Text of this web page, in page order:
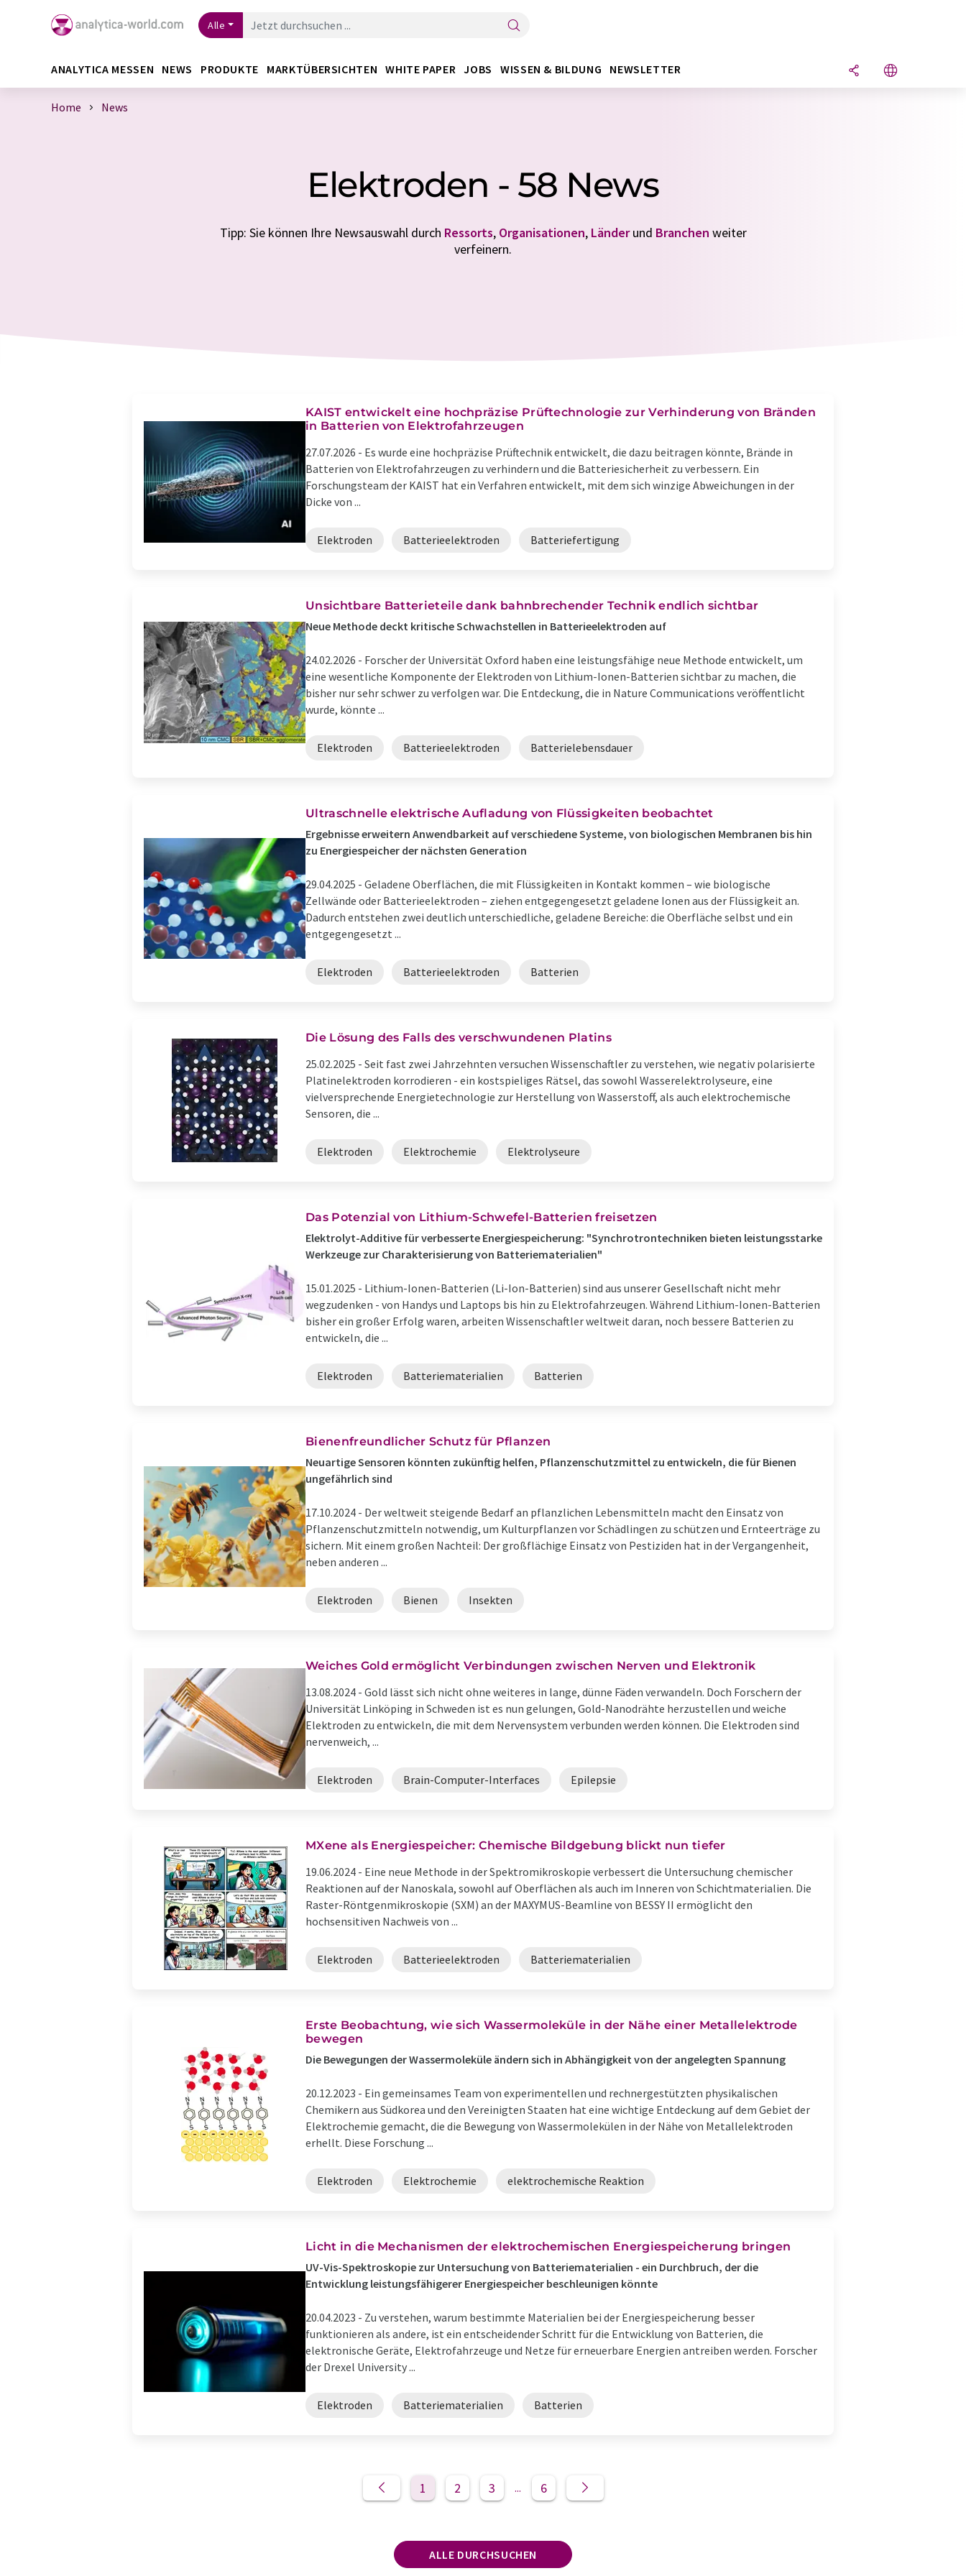
Alle
ANALYTICA MESSEN NEWS PRODUKTE MARKTÜBERSICHTEN WHITE PAPER JOBS WISSEN & BILDUNG NEWSLETTER
Home News
Elektroden - 58 News
Tipp: Sie können Ihre Newsauswahl durch Ressorts, Organisationen, Länderund Branchen weiter
verfeinern.
KAIST entwickelt eine hochpräzise Prüftechnologie zur Verhinderung von Bränden
in Batterien von Elektrofahrzeugen
27.07.2026 - Es wurde eine hochpräzise Prüftechnik entwickelt, die dazu beitragen könnte, Brände in
Batterien von Elektrofahrzeugen zu verhindern und die Batteriesicherheit zu verbessern. Ein
Forschungsteam der KAIST hat ein Verfahren entwickelt, mit dem sich winzige Abweichungen in der
Dicke von ...
Elektroden Batterieelektroden Batteriefertigung
Unsichtbare Batterieteile dank bahnbrechender Technik endlich sichtbar
Neue Methode deckt kritische Schwachstellen in Batterieelektroden auf
24.02.2026 - Forscher der Universität Oxford haben eine leistungsfähige neue Methode entwickelt, um
eine wesentliche Komponente der Elektroden von Lithium-Ionen-Batterien sichtbar zu machen, die
bisher nur sehr schwer zu verfolgen war. Die Entdeckung, die in Nature Communications veröffentlicht
wurde, könnte ...
Elektroden Batterieelektroden Batterielebensdauer
Ultraschnelle elektrische Aufladung von Flüssigkeiten beobachtet
Ergebnisse erweitern Anwendbarkeit auf verschiedene Systeme, von biologischen Membranen bis hin
zu Energiespeicher der nächsten Generation
29.04.2025 - Geladene Oberflächen, die mit Flüssigkeiten in Kontakt kommen – wie biologische
Zellwände oder Batterieelektroden – ziehen entgegengesetzt geladene Ionen aus der Flüssigkeit an.
Dadurch entstehen zwei deutlich unterschiedliche, geladene Bereiche: die Oberfläche selbst und ein
entgegengesetzt ...
Elektroden Batterieelektroden Batterien
Die Lösung des Falls des verschwundenen Platins
25.02.2025 - Seit fast zwei Jahrzehnten versuchen Wissenschaftler zu verstehen, wie negativ polarisierte
Platinelektroden korrodieren - ein kostspieliges Rätsel, das sowohl Wasserelektrolyseure, eine
vielversprechende Energietechnologie zur Herstellung von Wasserstoff, als auch elektrochemische
Sensoren, die ...
Elektroden Elektrochemie Elektrolyseure
Das Potenzial von Lithium-Schwefel-Batterien freisetzen
Elektrolyt-Additive für verbesserte Energiespeicherung: "Synchrotrontechniken bieten leistungsstarke
Werkzeuge zur Charakterisierung von Batteriematerialien"
15.01.2025 - Lithium-Ionen-Batterien (Li-Ion-Batterien) sind aus unserer Gesellschaft nicht mehr
wegzudenken - von Handys und Laptops bis hin zu Elektrofahrzeugen. Während Lithium-Ionen-Batterien
bisher ein großer Erfolg waren, arbeiten Wissenschaftler weltweit daran, noch bessere Batterien zu
entwickeln, die ...
Elektroden Batteriematerialien Batterien
Bienenfreundlicher Schutz für Pflanzen
Neuartige Sensoren könnten zukünftig helfen, Pflanzenschutzmittel zu entwickeln, die für Bienen
ungefährlich sind
17.10.2024 - Der weltweit steigende Bedarf an pflanzlichen Lebensmitteln macht den Einsatz von
Pflanzenschutzmitteln notwendig, um Kulturpflanzen vor Schädlingen zu schützen und Ernteerträge zu
sichern. Mit einem großen Nachteil: Der großflächige Einsatz von Pestiziden hat in der Vergangenheit,
neben anderen ...
Elektroden Bienen Insekten
Weiches Gold ermöglicht Verbindungen zwischen Nerven und Elektronik
13.08.2024 - Gold lässt sich nicht ohne weiteres in lange, dünne Fäden verwandeln. Doch Forschern der
Universität Linköping in Schweden ist es nun gelungen, Gold-Nanodrähte herzustellen und weiche
Elektroden zu entwickeln, die mit dem Nervensystem verbunden werden können. Die Elektroden sind
nervenweich, ...
Elektroden Brain-Computer-Interfaces Epilepsie
MXene als Energiespeicher: Chemische Bildgebung blickt nun tiefer
19.06.2024 - Eine neue Methode in der Spektromikroskopie verbessert die Untersuchung chemischer
Reaktionen auf der Nanoskala, sowohl auf Oberflächen als auch im Inneren von Schichtmaterialien. Die
Raster-Röntgenmikroskopie (SXM) an der MAXYMUS-Beamline von BESSY II ermöglicht den
hochsensitiven Nachweis von ...
Elektroden Batterieelektroden Batteriematerialien
Erste Beobachtung, wie sich Wassermoleküle in der Nähe einer Metallelektrode
bewegen
Die Bewegungen der Wassermoleküle ändern sich in Abhängigkeit von der angelegten Spannung
20.12.2023 - Ein gemeinsames Team von experimentellen und rechnergestützten physikalischen
Chemikern aus Südkorea und den Vereinigten Staaten hat eine wichtige Entdeckung auf dem Gebiet der
Elektrochemie gemacht, die die Bewegung von Wassermolekülen in der Nähe von Metallelektroden
erhellt. Diese Forschung ...
Elektroden Elektrochemie elektrochemische Reaktion
Licht in die Mechanismen der elektrochemischen Energiespeicherung bringen
UV-Vis-Spektroskopie zur Untersuchung von Batteriematerialien - ein Durchbruch, der die
Entwicklung leistungsfähigerer Energiespeicher beschleunigen könnte
20.04.2023 - Zu verstehen, warum bestimmte Materialien bei der Energiespeicherung besser
funktionieren als andere, ist ein entscheidender Schritt für die Entwicklung von Batterien, die
elektronische Geräte, Elektrofahrzeuge und Netze für erneuerbare Energien antreiben werden. Forscher
der Drexel University ...
Elektroden Batteriematerialien Batterien
1 2 3 ... 6
ALLE DURCHSUCHEN